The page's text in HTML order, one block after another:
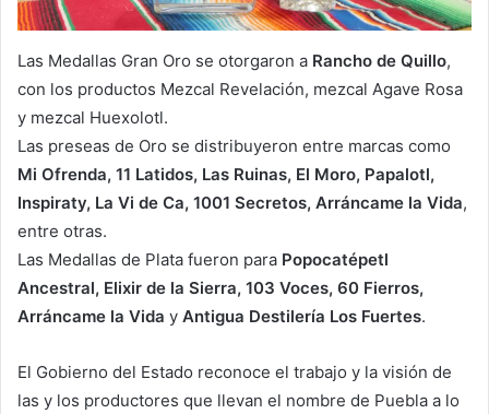
Las Medallas Gran Oro se otorgaron a Rancho de Quillo,
con los productos Mezcal Revelación, mezcal Agave Rosa
y mezcal Huexolotl.
Las preseas de Oro se distribuyeron entre marcas como
Mi Ofrenda, 11 Latidos, Las Ruinas, El Moro, Papalotl,
Inspiraty, La Vi de Ca, 1001 Secretos, Arráncame la Vida,
entre otras.
Las Medallas de Plata fueron para Popocatépetl
Ancestral, Elixir de la Sierra, 103 Voces, 60 Fierros,
Arráncame la Vida y Antigua Destilería Los Fuertes.
El Gobierno del Estado reconoce el trabajo y la visión de
las y los productores que llevan el nombre de Puebla a lo